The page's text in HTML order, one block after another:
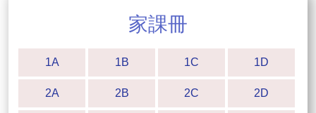
家課冊
1A 1B 1C 1D
2A 2B 2C 2D